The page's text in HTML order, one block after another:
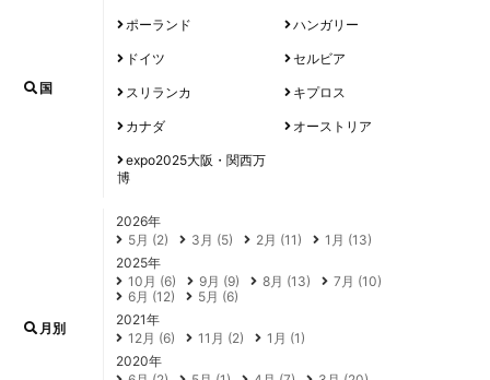
国
ポーランド ハンガリー
ドイツ セルビア
スリランカ キプロス
カナダ オーストリア
expo2025大阪・関西万
博
月別
2026年
5月 (2)
3月 (5) 2月 (11)
1月 (13)
2025年
10月 (6)
9月 (9) 8月 (13)
7月 (10)
6月 (12)
5月 (6)
2021年
12月 (6)
11月 (2)
1月 (1)
2020年